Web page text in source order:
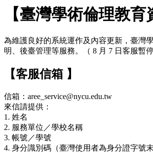
【臺灣學術倫理教
為維護良好的系統運作及內容更新，臺灣
明、後臺管理等服務。（ 8 月 7 日客服暫停
【客服信箱 】
信箱：aree_service@nycu.edu.tw
來信請提供：
1. 姓名
2. 服務單位／學校名稱
3. 帳號／學號
4. 身分識別碼（臺灣使用者為身分證字號